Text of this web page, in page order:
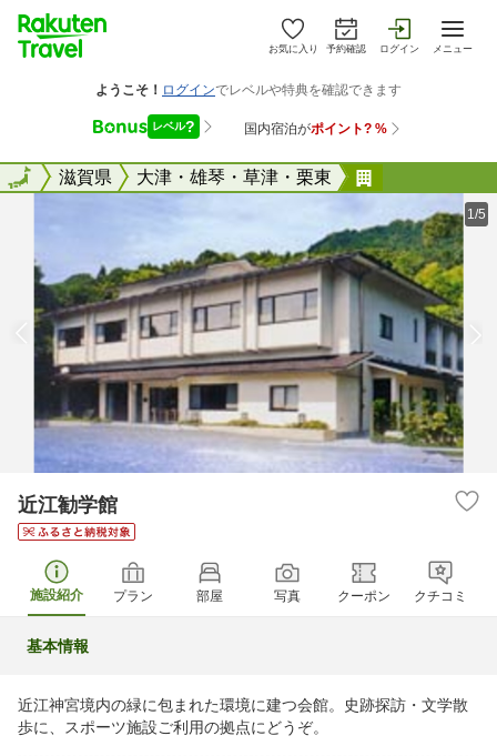
お気に入り 予約確認 ログイン メニュー
全国滋賀県 大津・雄琴・草津・栗東
全国
1/5
近江勧学館
施設紹介 プラン 部屋 写真 クーポン クチコミ
基本情報
近江神宮境内の緑に包まれた環境に建つ会館。史跡探訪・文学散
歩に、スポーツ施設ご利用の拠点にどうぞ。